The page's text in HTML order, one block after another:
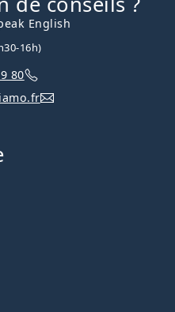
English
16h)
80